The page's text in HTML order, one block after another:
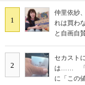
1
仲里依紗
れは買わ
と自画自
2
セカスト
は…… 「
に「この